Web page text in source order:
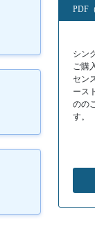
PDF
シン
ご購
セン
ース
のの
す。